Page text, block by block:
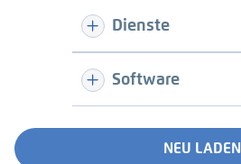
Dienste
Software
NEU LADEN